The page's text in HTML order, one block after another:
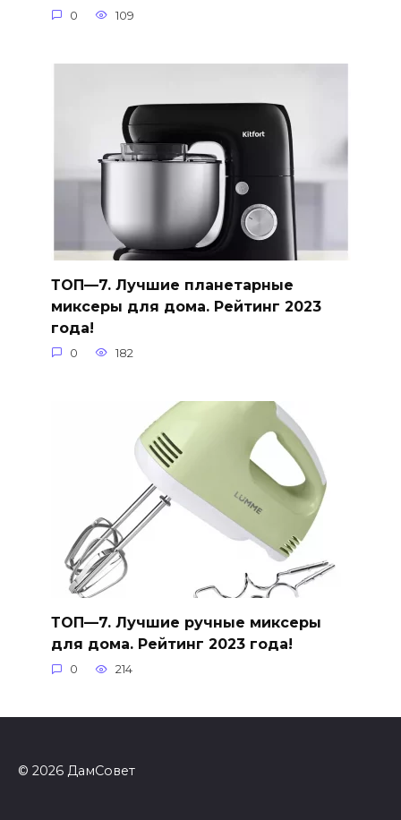
0 109
ТОП—7. Лучшие планетарные
миксеры для дома. Рейтинг 2023
года!
0 182
ТОП—7. Лучшие ручные миксеры
для дома. Рейтинг 2023 года!
0 214
© 2026 ДамСовет